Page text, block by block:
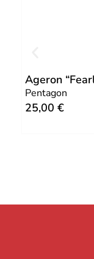
Ageron
Pentagon
25,00 €